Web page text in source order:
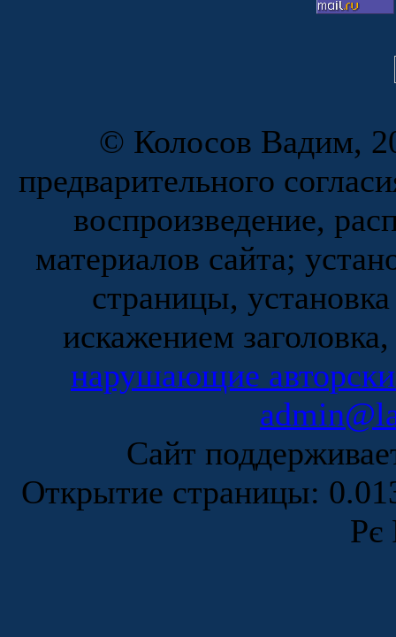
© Колосов Вадим,
предварительного
воспроизведение,
материалов сайта;
страницы,
искажением
нарушающие
Сайт
Открытие страницы:
Рє